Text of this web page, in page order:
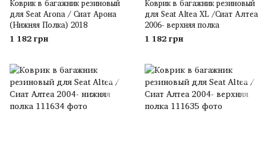
Коврик в багажник резиновый
для Seat Arona / Сиат Арона
(Нижняя Полка) 2018
1 182 грн
Коврик в багажник резиновый
для Seat Altea XL /Сиат Алтеа
2006- верхняя полка
1 182 грн